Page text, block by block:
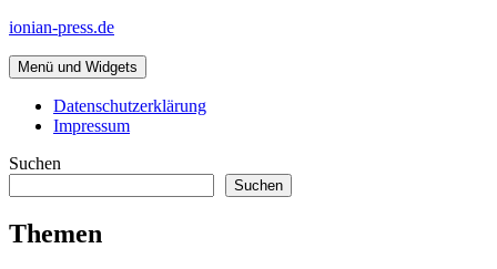
Zum
springen
ionian-press.de
Menü und Widgets
Datenschutzerklärung
Impressum
Suchen
Suchen
Themen